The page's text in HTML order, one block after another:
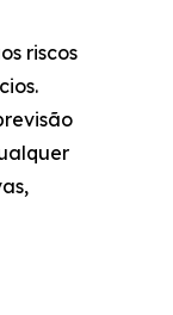
riscos